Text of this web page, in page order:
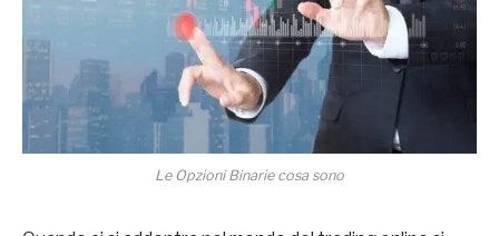
Le Opzioni Binarie cosa sono